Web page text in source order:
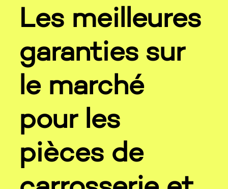
Les meilleures
garanties sur
le marché
pour les
pièces de